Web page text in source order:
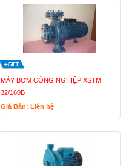
MÁY BƠM CÔNG NGHIỆP XSTM
32/160B
Giá Bán: Liên hệ